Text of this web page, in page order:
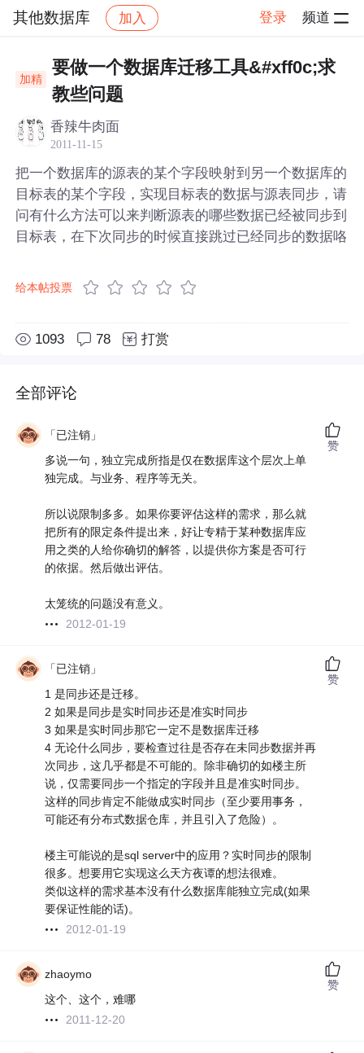
其他数据库 加入 登录 频道
其他数据库 帖子详情
加精
要做一个数据库迁移工具&#xff0c;求
教些问题
香辣牛肉面
2011-11-15
把一个数据库的源表的某个字段映射到另一个数据库的
目标表的某个字段，实现目标表的数据与源表同步，请
问有什么方法可以来判断源表的哪些数据已经被同步到
目标表，在下次同步的时候直接跳过已经同步的数据咯
给本帖投票
1093 78 打赏
全部评论
「已注销」
多说一句，独立完成所指是仅在数据库这个层次上单
独完成。与业务、程序等无关。
所以说限制多多。如果你要评估这样的需求，那么就
把所有的限定条件提出来，好让专精于某种数据库应
用之类的人给你确切的解答，以提供你方案是否可行
的依据。然后做出评估。
太笼统的问题没有意义。
2012-01-19
赞
「已注销」
1 是同步还是迁移。
2 如果是同步是实时同步还是准实时同步
3 如果是实时同步那它一定不是数据库迁移
4 无论什么同步，要检查过往是否存在未同步数据并再
次同步，这几乎都是不可能的。除非确切的如楼主所
说，仅需要同步一个指定的字段并且是准实时同步。
这样的同步肯定不能做成实时同步（至少要用事务，
可能还有分布式数据仓库，并且引入了危险）。
楼主可能说的是sql server中的应用？实时同步的限制
很多。想要用它实现这么天方夜谭的想法很难。
类似这样的需求基本没有什么数据库能独立完成(如果
要保证性能的话)。
2012-01-19
赞
zhaoymo
这个、这个，难哪
2011-12-20
赞